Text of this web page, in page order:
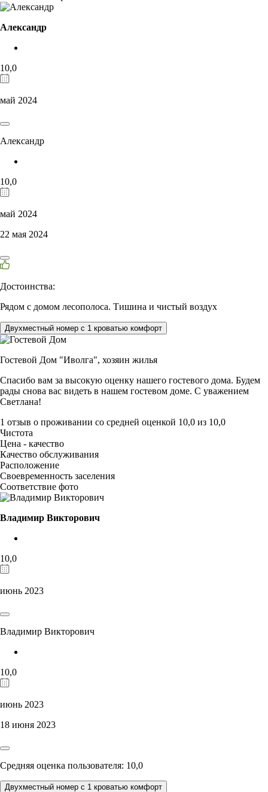
Александр
10,0
май 2024
Александр
10,0
май 2024
22 мая 2024
Достоинства:
Рядом с домом лесополоса. Тишина и чистый воздух
Двухместный номер с 1 кроватью комфорт
Гостевой Дом "Иволга", хозяин жилья
Спасибо вам за высокую оценку нашего гостевого дома. Будем
рады снова вас видеть в нашем гостевом доме. С уважением
Светлана!
1 отзыв о проживании со средней оценкой 10,0 из 10,0
Чистота
Цена - качество
Качество обслуживания
Расположение
Своевременность заселения
Соответствие фото
Владимир Викторович
10,0
июнь 2023
Владимир Викторович
10,0
июнь 2023
18 июня 2023
Средняя оценка пользователя: 10,0
Двухместный номер с 1 кроватью комфорт